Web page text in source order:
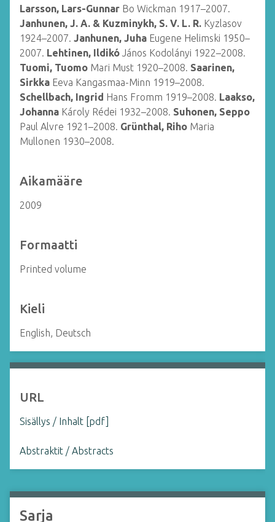
Larsson, Lars-Gunnar Bo Wickman 1917–2007.
Janhunen, J. A. & Kuzminykh, S. V. L. R. Kyzlasov
1924–2007. Janhunen, Juha Eugene Helimski 1950–
2007. Lehtinen, Ildikó János Kodolányi 1922–2008.
Tuomi, Tuomo Mari Must 1920–2008. Saarinen,
Sirkka Eeva Kangasmaa-Minn 1919–2008.
Schellbach, Ingrid Hans Fromm 1919–2008. Laakso,
Johanna Károly Rédei 1932–2008. Suhonen, Seppo
Paul Alvre 1921–2008. Grünthal, Riho Maria
Mullonen 1930–2008.
Aikamääre
2009
Formaatti
Printed volume
Kieli
English, Deutsch
URL
Sisällys / Inhalt [pdf]
Abstraktit / Abstracts
Sarja